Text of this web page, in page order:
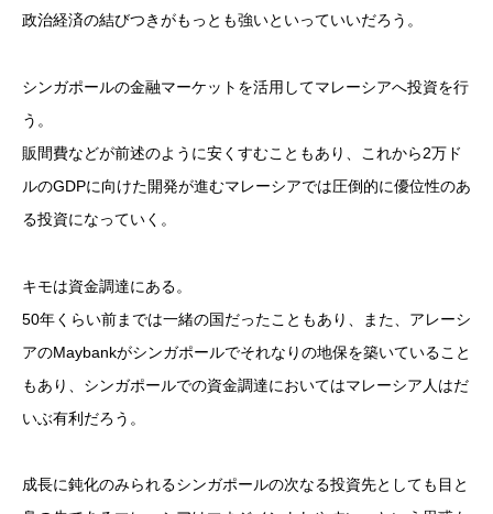
政治経済の結びつきがもっとも強いといっていいだろう。
シンガポールの金融マーケットを活用してマレーシアへ投資を行
う。
販間費などが前述のように安くすむこともあり、これから2万ド
ルのGDPに向けた開発が進むマレーシアでは圧倒的に優位性のあ
る投資になっていく。
キモは資金調達にある。
50年くらい前までは一緒の国だったこともあり、また、アレーシ
アのMaybankがシンガポールでそれなりの地保を築いていること
もあり、シンガポールでの資金調達においてはマレーシア人はだ
いぶ有利だろう。
成長に鈍化のみられるシンガポールの次なる投資先としても目と